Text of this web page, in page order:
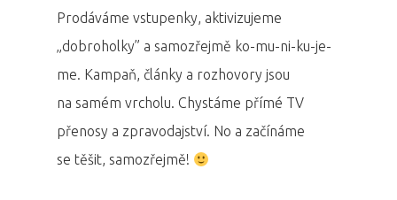
Prodáváme vstupenky, aktivizujeme
„dobroholky” a samozřejmě ko-mu-ni-ku-je-
me. Kampaň, články a rozhovory jsou
na samém vrcholu. Chystáme přímé TV
přenosy a zpravodajství. No a začínáme
se těšit, samozřejmě!